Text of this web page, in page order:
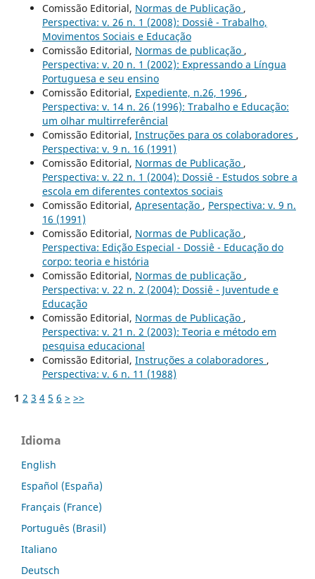
Comissão Editorial, Normas de Publicação ,
Perspectiva: v. 26 n. 1 (2008): Dossiê - Trabalho,
Movimentos Sociais e Educação
Comissão Editorial, Normas de publicação ,
Perspectiva: v. 20 n. 1 (2002): Expressando a Língua
Portuguesa e seu ensino
Comissão Editorial, Expediente, n.26, 1996 ,
Perspectiva: v. 14 n. 26 (1996): Trabalho e Educação:
um olhar multirreferêncial
Comissão Editorial, Instruções para os colaboradores ,
Perspectiva: v. 9 n. 16 (1991)
Comissão Editorial, Normas de Publicação ,
Perspectiva: v. 22 n. 1 (2004): Dossiê - Estudos sobre a
escola em diferentes contextos sociais
Comissão Editorial, Apresentação , Perspectiva: v. 9 n.
16 (1991)
Comissão Editorial, Normas de Publicação ,
Perspectiva: Edição Especial - Dossiê - Educação do
corpo: teoria e história
Comissão Editorial, Normas de publicação ,
Perspectiva: v. 22 n. 2 (2004): Dossiê - Juventude e
Educação
Comissão Editorial, Normas de Publicação ,
Perspectiva: v. 21 n. 2 (2003): Teoria e método em
pesquisa educacional
Comissão Editorial, Instruções a colaboradores ,
Perspectiva: v. 6 n. 11 (1988)
1 2 3 4 5 6 > >>
Idioma
English
Español (España)
Français (France)
Português (Brasil)
Italiano
Deutsch